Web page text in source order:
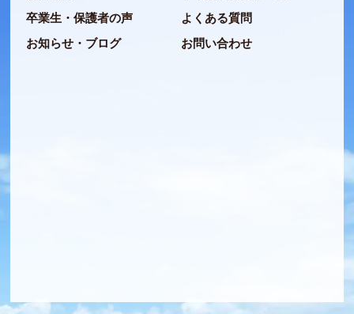
卒業生・保護者の声
よくある質問
お知らせ・ブログ
お問い合わせ